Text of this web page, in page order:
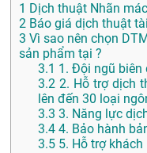
1 Dịch thuật Nhãn
2 Báo giá dịch thuật
3 Vì sao nên chọn
sản phẩm tại ?
3.1 1. Đội ngũ biên
3.2 2. Hỗ trợ dịch
lên đến 30 loại
3.3 3. Năng lực
3.4 4. Bảo hành
3.5 5. Hỗ trợ